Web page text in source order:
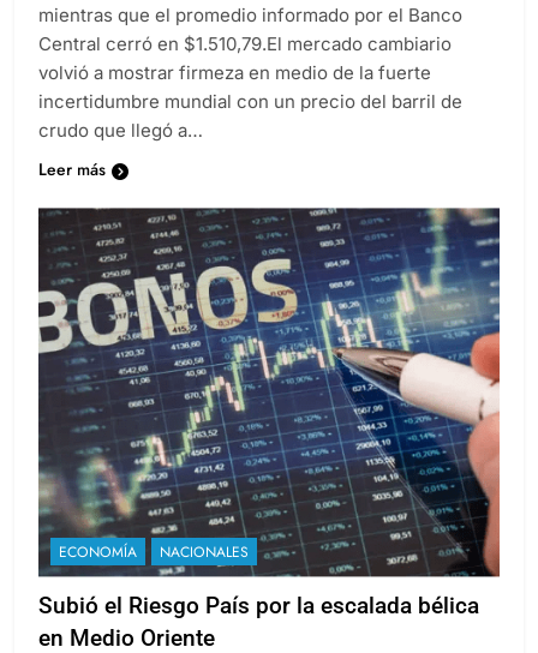
mientras que el promedio informado por el Banco
Central cerró en $1.510,79.El mercado cambiario
volvió a mostrar firmeza en medio de la fuerte
incertidumbre mundial con un precio del barril de
crudo que llegó a…
Leer más
ECONOMÍA NACIONALES
Subió el Riesgo País por la escalada bélica
en Medio Oriente